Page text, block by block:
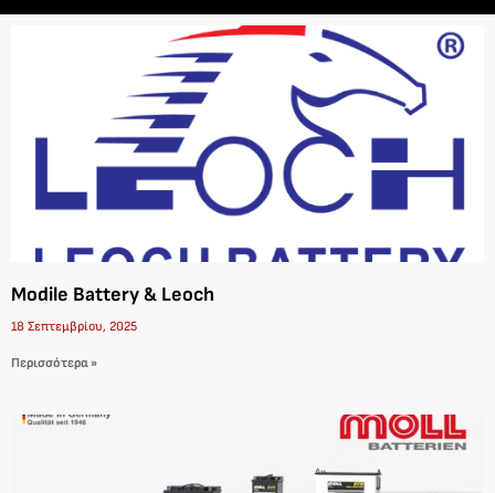
Modile Battery & Leoch
18 Σεπτεμβρίου, 2025
Περισσότερα »